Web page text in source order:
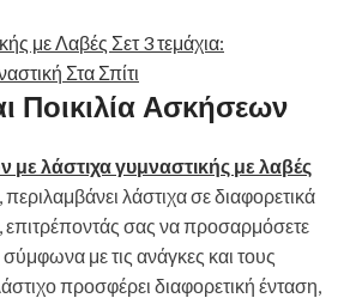
Ποικιλία Ασκήσεων
με λάστιχα γυμναστικής με λαβές
, περιλαμβάνει λάστιχα σε διαφορετικά
επιτρέποντάς σας να προσαρμόσετε
με τις ανάγκες και τους
προσφέρει διαφορετική ένταση,